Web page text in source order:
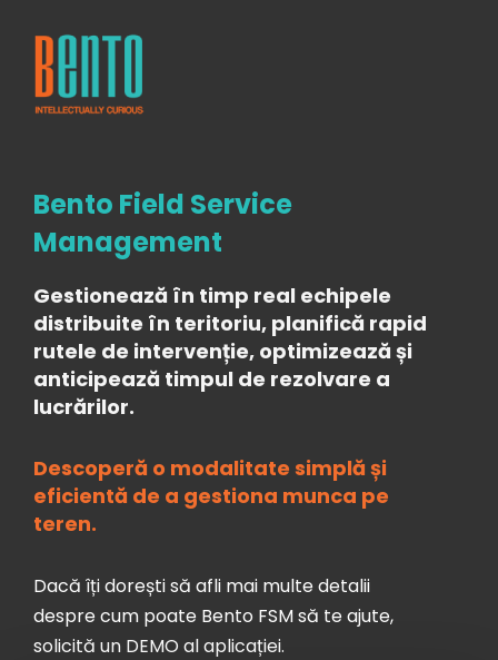
Bento Field Service
Management
Gestionează în timp real echipele
distribuite în teritoriu, planifică rapid
rutele de intervenție, optimizează și
anticipează timpul de rezolvare a
lucrărilor.
Descoperă o modalitate simplă și
eficientă de a gestiona munca pe
teren.
Dacă îți dorești să afli mai multe detalii
despre cum poate Bento FSM să te ajute,
solicită un DEMO al aplicației.